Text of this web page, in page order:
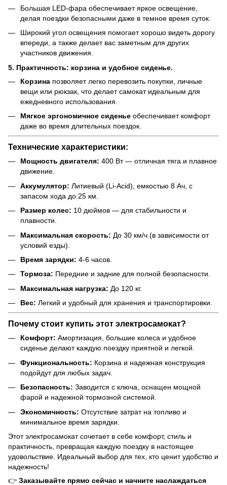
Большая LED-фара обеспечивает яркое освещение,
делая поездки безопасными даже в темное время суток.
Широкий угол освещения помогает хорошо видеть дорогу
впереди, а также делает вас заметным для других
участников движения.
5. Практичность: корзина и удобное сиденье.
Корзина позволяет легко перевозить покупки, личные
вещи или рюкзак, что делает самокат идеальным для
ежедневного использования.
Мягкое эргономичное сиденье обеспечивает комфорт
даже во время длительных поездок.
Технические характеристики:
Мощность двигателя: 400 Вт — отличная тяга и плавное
движение.
Аккумулятор: Литиевый (Li-Acid), емкостью 8 Ач, с
запасом хода до 25 км.
Размер колес: 10 дюймов — для стабильности и
плавности.
Максимальная скорость: До 30 км/ч (в зависимости от
условий езды).
Время зарядки: 4-6 часов.
Тормоза: Передние и задние для полной безопасности.
Максимальная нагрузка: До 120 кг.
Вес: Легкий и удобный для хранения и транспортировки.
Почему стоит купить этот электросамокат?
Комфорт: Амортизация, большие колеса и удобное
сиденье делают каждую поездку приятной и легкой.
Функциональность: Корзина и надежная конструкция
подойдут для любых задач.
Безопасность: Заводится с ключа, оснащен мощной
фарой и надежной тормозной системой.
Экономичность: Отсутствие затрат на топливо и
минимальное время зарядки.
Этот электросамокат сочетает в себе комфорт, стиль и
практичность, превращая каждую поездку в настоящее
удовольствие. Идеальный выбор для тех, кто ценит удобство и
надежность!
👉 Заказывайте прямо сейчас и начните наслаждаться